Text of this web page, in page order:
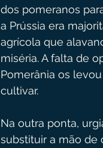
dos pomeranos
a Prússia era
agrícola que
miséria. A falta de
Pomerânia os
cultivar.
Na outra ponta,
substituir a mão de